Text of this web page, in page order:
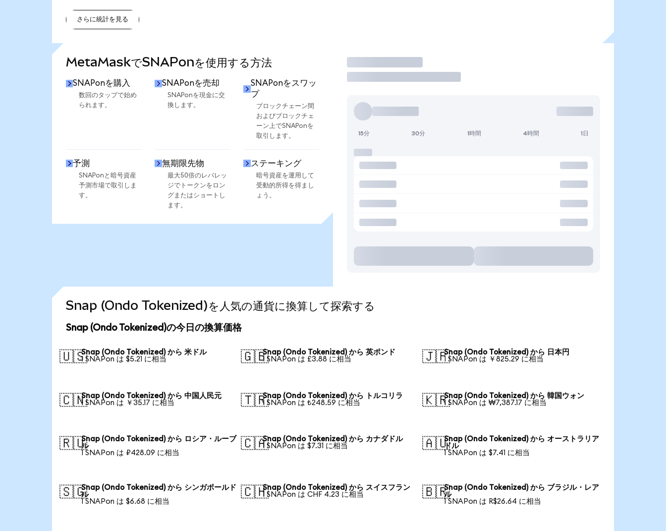
さらに統計を見る
MetaMaskでSNAPonを使用する方法
SNAPonを購入
数回のタップで始め
られます。
SNAPonを売却
SNAPonを現金に交
換します。
SNAPonをスワッ
プ
ブロックチェーン間
およびブロックチェ
ーン上でSNAPonを
取引します。
予測
SNAPonと暗号資産
予測市場で取引しま
す。
無期限先物
最大50倍のレバレッ
ジでトークンをロン
グまたはショートし
ます。
ステーキング
暗号資産を運用して
受動的所得を得まし
ょう。
取引
15分 30分 1時間 4時間 1日
Snap (Ondo Tokenized)を人気の通貨に換算して探索する
Snap (Ondo Tokenized)の今日の換算価格
🇺🇸Snap (Ondo Tokenized) から 米ドル
1 SNAPon は $5.21 に相当
🇬🇧Snap (Ondo Tokenized) から 英ポンド
1 SNAPon は £3.88 に相当
🇯🇵Snap (Ondo Tokenized) から 日本円
1 SNAPon は ￥825.29 に相当
🇨🇳Snap (Ondo Tokenized) から 中国人民元
1 SNAPon は ￥35.17 に相当
🇹🇷Snap (Ondo Tokenized) から トルコリラ
1 SNAPon は ₺248.59 に相当
🇰🇷Snap (Ondo Tokenized) から 韓国ウォン
1 SNAPon は ₩7,387.17 に相当
🇷🇺Snap (Ondo Tokenized) から ロシア・ルーブ
ル
1 SNAPon は ₽428.09 に相当
🇨🇦Snap (Ondo Tokenized) から カナダドル
1 SNAPon は $7.31 に相当
🇦🇺Snap (Ondo Tokenized) から オーストラリア
ドル
1 SNAPon は $7.41 に相当
🇸🇬Snap (Ondo Tokenized) から シンガポールド
ル
1 SNAPon は $6.68 に相当
🇨🇭Snap (Ondo Tokenized) から スイスフラン
1 SNAPon は CHF 4.23 に相当
🇧🇷Snap (Ondo Tokenized) から ブラジル・レア
ル
1 SNAPon は R$26.64 に相当